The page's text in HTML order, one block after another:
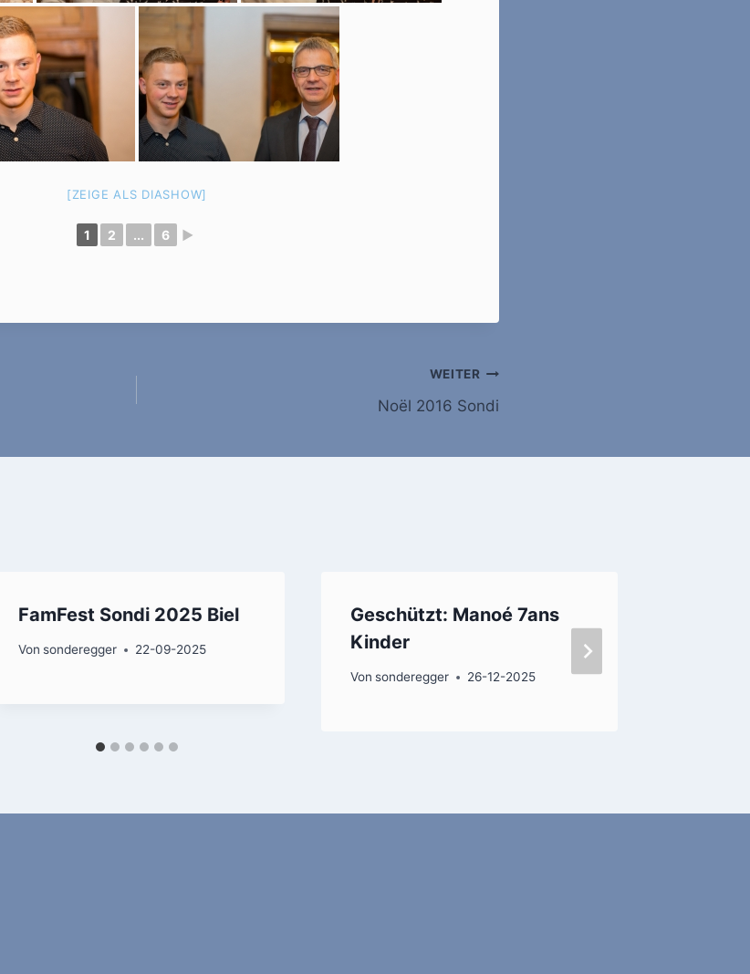
[ZEIGE ALS DIASHOW]
1 2 ... 6 ►
WEITER
Noël 2016 Sondi
FamFest Sondi 2025 Biel
Von sonderegger 22-09-2025
Geschützt: Manoé 7ans
Kinder
Von sonderegger 26-12-2025